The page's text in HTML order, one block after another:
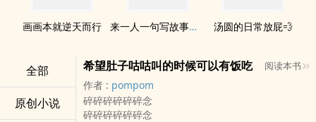
画画本就逆天而行 来一人一句写故事接龙吧！ 汤圆的日常放屁💨
全部
原创小说
希望肚子咕咕叫的时候可以有饭吃 阅读本书
作者 : pompom
碎碎碎碎碎碎念
碎碎碎碎碎碎念